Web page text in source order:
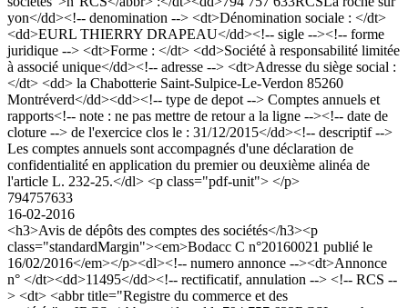
yon</dd><!-- denomination --> <dt>Dénomination sociale : </dt>
<dd>EURL THIERRY DRAPEAU</dd><!-- sigle --><!-- forme
juridique --> <dt>Forme : </dt> <dd>Société à responsabilité limitée
à associé unique</dd><!-- adresse --> <dt>Adresse du siège social :
</dt> <dd> la Chabotterie Saint-Sulpice-Le-Verdon 85260
Montréverd</dd><dd><!-- type de depot --> Comptes annuels et
rapports<!-- note : ne pas mettre de retour a la ligne --><!-- date de
cloture --> de l'exercice clos le : 31/12/2015</dd><!-- descriptif -->
Les comptes annuels sont accompagnés d'une déclaration de
confidentialité en application du premier ou deuxième alinéa de
l'article L. 232-25.</dl> <p class="pdf-unit"> </p>
794757633
16-02-2016
<h3>Avis de dépôts des comptes des sociétés</h3><p
class="standardMargin"><em>Bodacc C n°20160021 publié le
16/02/2016</em></p><dl><!-- numero annonce --><dt>Annonce
n° </dt><dd>11495</dd><!-- rectificatif, annulation --> <!-- RCS --
> <dt> <abbr title="Registre du commerce et des